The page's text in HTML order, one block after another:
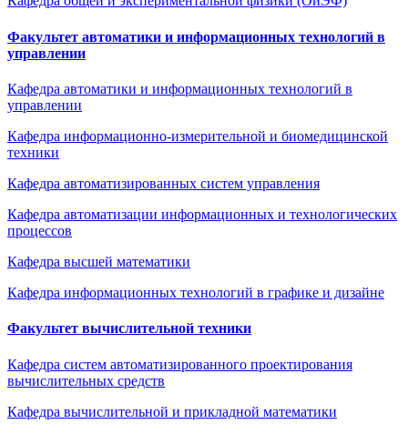
Факультет автоматики и информационных технологий в
управлении
Кафедра автоматики и информационных технологий в
управлении
Кафедра информационно-измерительной и биомедицинской
техники
Кафедра автоматизированных систем управления
Кафедра автоматизации информационных и технологических
процессов
Кафедра высшей математики
Кафедра информационных технологий в графике и дизайне
Факультет вычислительной техники
Кафедра систем автоматизированного проектирования
вычислительных средств
Кафедра вычислительной и прикладной математики